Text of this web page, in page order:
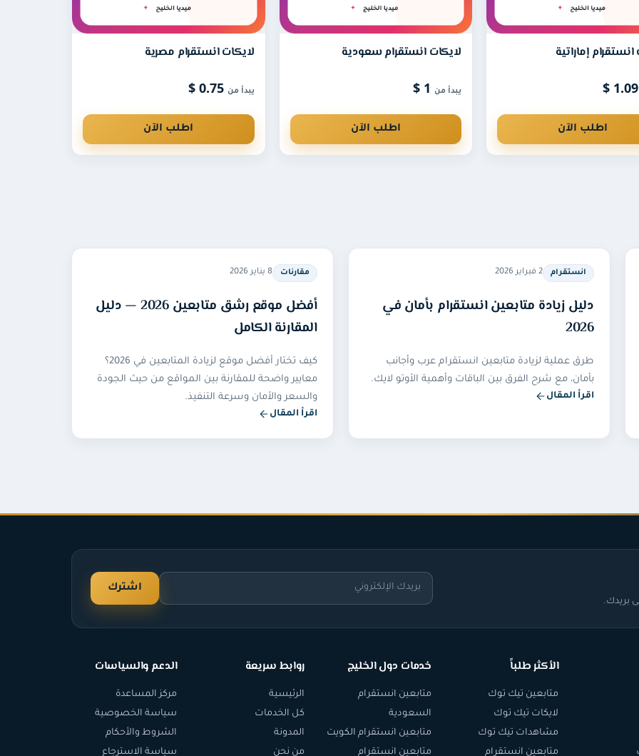
نقدّم حسابات بجودة عالية وشبه حقيقية، ولأن الحسابات الوهمية ذات الصور الفارغة قد يحذفها انستقرام بسرعة فإننا نوفّر ضمان تعويض لأي نقص لمدة 60 يومًا
نطلب كلمة المرور إطلاقًا، مع ضرورة أن يكون الحساب عامًا وليس خاصًا حتى نتمكن من إرسال المتابعين إليه بشكل
إماراتية
1.09 $
اطلب الآن
لايكات انستقرام سعودية
يبدأ من
اطلب الآن
لايكات انستقرام مصرية
يبدأ من 0.75 $
اطلب الآن
انستقرام 2 فبراير 2026
دليل زيادة متابعين انستقرام بأمان في
2026
طرق عملية لزيادة متابعين انستقرام عرب وأجانب
بأمان، مع شرح الفرق بين الباقات وأهمية الأوتو لايك.
اقرأ المقال
مقارنات 8 يناير 2026
أفضل موقع رشق متابعين 2026 — دليل
المقارنة الكامل
كيف تختار أفضل موقع لزيادة المتابعين في 2026؟
معايير واضحة للمقارنة بين المواقع من حيث الجودة
والسعر والأمان وسرعة التنفيذ.
اقرأ المقال
بريدك.
اشترك
الأكثر طلباً
متابعين تيك توك
لايكات تيك توك
مشاهدات تيك توك
متابعين انستقرام
خدمات دول الخليج
متابعين انستقرام
السعودية
متابعين انستقرام الكويت
متابعين انستقرام
روابط سريعة
الرئيسية
كل الخدمات
المدونة
من نحن
الدعم والسياسات
مركز المساعدة
سياسة الخصوصية
الشروط والأحكام
سياسة الاسترجاع